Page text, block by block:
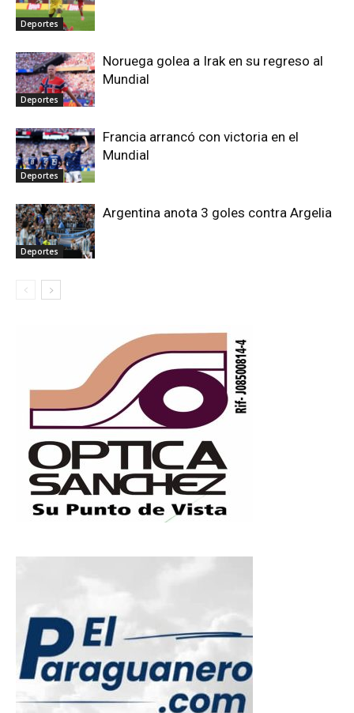
Deportes
Deportes
Noruega golea a Irak en su regreso al
Mundial
Deportes
Francia arrancó con victoria en el
Mundial
Deportes
Argentina anota 3 goles contra Argelia